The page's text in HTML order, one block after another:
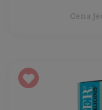
Cena